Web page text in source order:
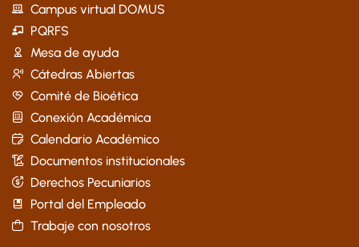
Campus virtual DOMUS
PQRFS
Mesa de ayuda
Cátedras Abiertas
Comité de Bioética
Conexión Académica
Calendario Académico
Documentos institucionales
Derechos Pecuniarios
Portal del Empleado
Trabaje con nosotros